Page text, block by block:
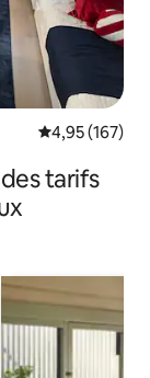
Évaluation
4,95 (167)
tarifs